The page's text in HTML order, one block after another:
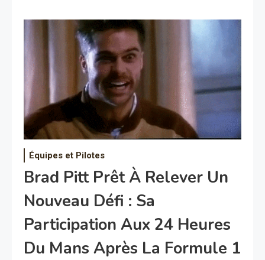
Équipes et Pilotes
Brad Pitt Prêt À Relever Un
Nouveau Défi : Sa
Participation Aux 24 Heures
Du Mans Après La Formule 1